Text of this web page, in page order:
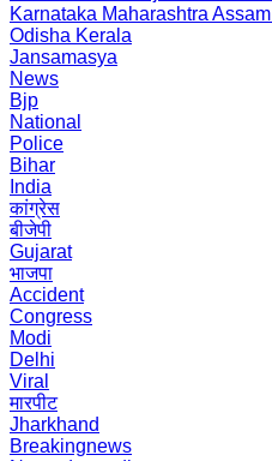
Karnataka Maharashtra Assam
Odisha Kerala
Jansamasya
News
Bjp
National
Police
Bihar
India
कांग्रेस
बीजेपी
Gujarat
भाजपा
Accident
Congress
Modi
Delhi
Viral
मारपीट
Jharkhand
Breakingnews